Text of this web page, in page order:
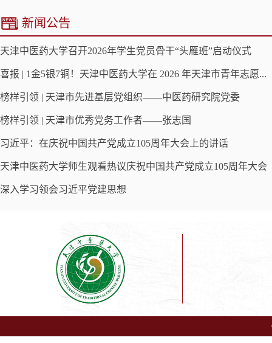
新闻公告
天津中医药大学召开2026年学生党员骨干“头雁班”启动仪式
喜报 | 1金5银7铜！天津中医药大学在 2026 年天津市青年志愿...
榜样引领 | 天津市先进基层党组织——中医药研究院党委
榜样引领 | 天津市优秀党务工作者——张志国
习近平：在庆祝中国共产党成立105周年大会上的讲话
天津中医药大学师生观看热议庆祝中国共产党成立105周年大会
深入学习领会习近平党建思想